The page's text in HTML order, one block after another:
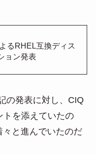
るRHEL互換ディス
ョン発表
の発表に対し、CIQ
トを添えていたの
と進んでいたのだ